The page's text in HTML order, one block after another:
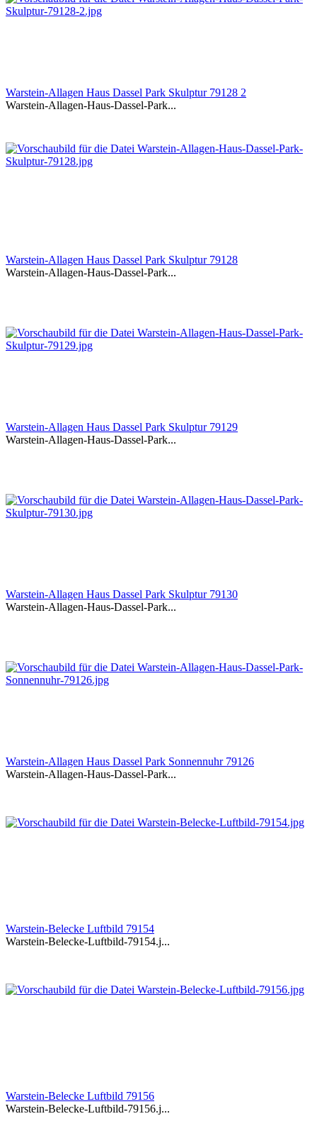
Warstein-Allagen Haus Dassel Park Skulptur 79128 2
Warstein-Allagen-Haus-Dassel-Park...
Warstein-Allagen Haus Dassel Park Skulptur 79128
Warstein-Allagen-Haus-Dassel-Park...
Warstein-Allagen Haus Dassel Park Skulptur 79129
Warstein-Allagen-Haus-Dassel-Park...
Warstein-Allagen Haus Dassel Park Skulptur 79130
Warstein-Allagen-Haus-Dassel-Park...
Warstein-Allagen Haus Dassel Park Sonnennuhr 79126
Warstein-Allagen-Haus-Dassel-Park...
Warstein-Belecke Luftbild 79154
Warstein-Belecke-Luftbild-79154.j...
Warstein-Belecke Luftbild 79156
Warstein-Belecke-Luftbild-79156.j...